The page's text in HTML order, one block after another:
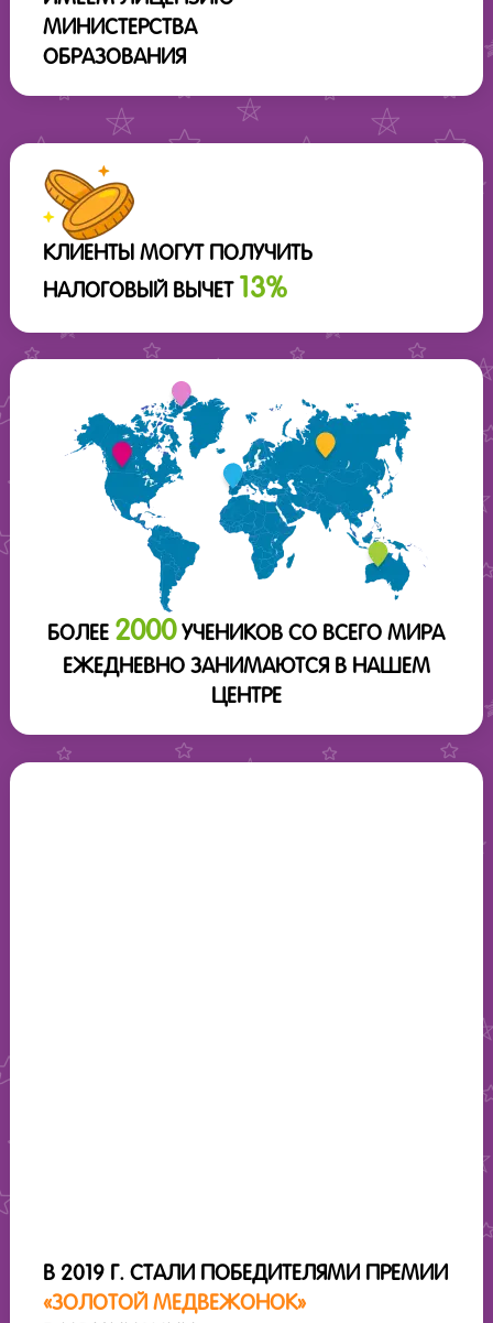
МИНИСТЕРСТВА
ОБРАЗОВАНИЯ
КЛИЕНТЫ МОГУТ ПОЛУЧИТЬ
НАЛОГОВЫЙ ВЫЧЕТ
13%
БОЛЕЕ 2000УЧЕНИКОВ СО ВСЕГО МИРА
ЕЖЕДНЕВНО ЗАНИМАЮТСЯ В НАШЕМ
ЦЕНТРЕ
В 2019 Г. СТАЛИ ПОБЕДИТЕЛЯМИ ПРЕМИИ
«ЗОЛОТОЙ МЕДВЕЖОНОК»